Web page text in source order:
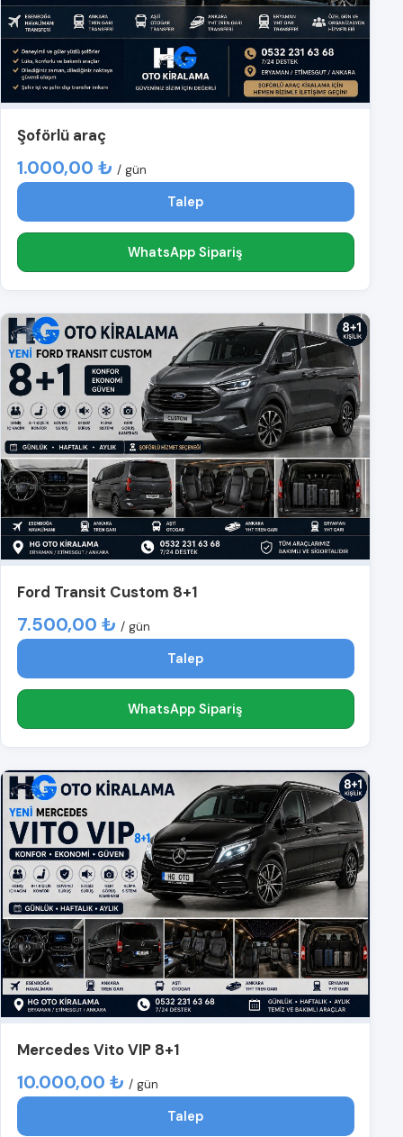
Şoförlü araç
1.000,00 ₺ / gün
Talep
WhatsApp Sipariş
Ford Transit Custom 8+1
7.500,00 ₺ / gün
Talep
WhatsApp Sipariş
Mercedes Vito VIP 8+1
10.000,00 ₺ / gün
Talep